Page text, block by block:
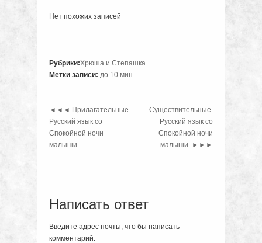
Нет похожих записей
Рубрики:Хрюша и Степашка.
Метки записи: до 10 мин...
◄◄◄ Прилагательные.
Русский язык со
Спокойной ночи
малыши.
Существительные.
Русский язык со
Спокойной ночи
малыши. ►►►
Написать ответ
Введите адрес почты, что бы написать
комментарий.